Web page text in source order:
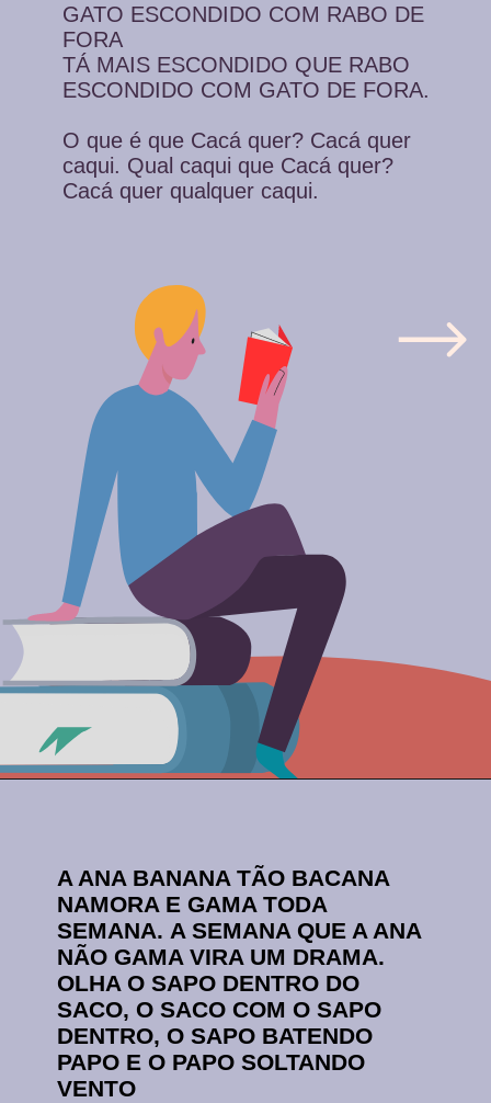
GATO ESCONDIDO COM RABO DE
FORA
TÁ MAIS ESCONDIDO QUE RABO
ESCONDIDO COM GATO DE FORA.
O que é que Cacá quer? Cacá quer
caqui. Qual caqui que Cacá quer?
Cacá quer qualquer caqui.
A ANA BANANA TÃO BACANA
NAMORA E GAMA TODA
SEMANA. A SEMANA QUE A ANA
NÃO GAMA VIRA UM DRAMA.
OLHA O SAPO DENTRO DO
SACO, O SACO COM O SAPO
DENTRO, O SAPO BATENDO
PAPO E O PAPO SOLTANDO
VENTO